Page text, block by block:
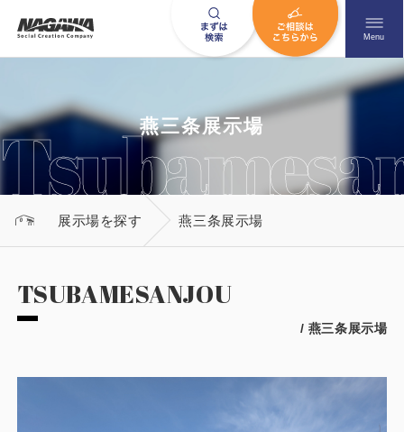
メニュ
Menu
お問い合わせはこちら
0120-09-9663
営業時間AM 9:00〜PM6:00
ナガワについて知る
施工事例
燕三条展示場
展示場を探す 燕三条展示場
TSUBAMESANJOU
/ 燕三条展示場